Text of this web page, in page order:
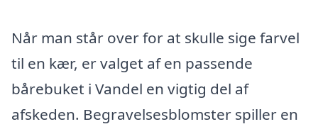
Når man står over for at skulle sige farvel
til en kær, er valget af en passende
bårebuket i Vandel en vigtig del af
afskeden. Begravelsesblomster spiller en